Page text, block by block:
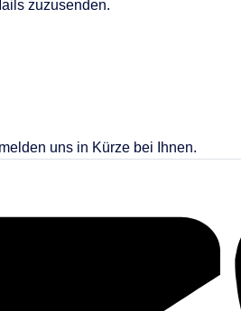
zuzusenden.
uns in Kürze bei Ihnen.